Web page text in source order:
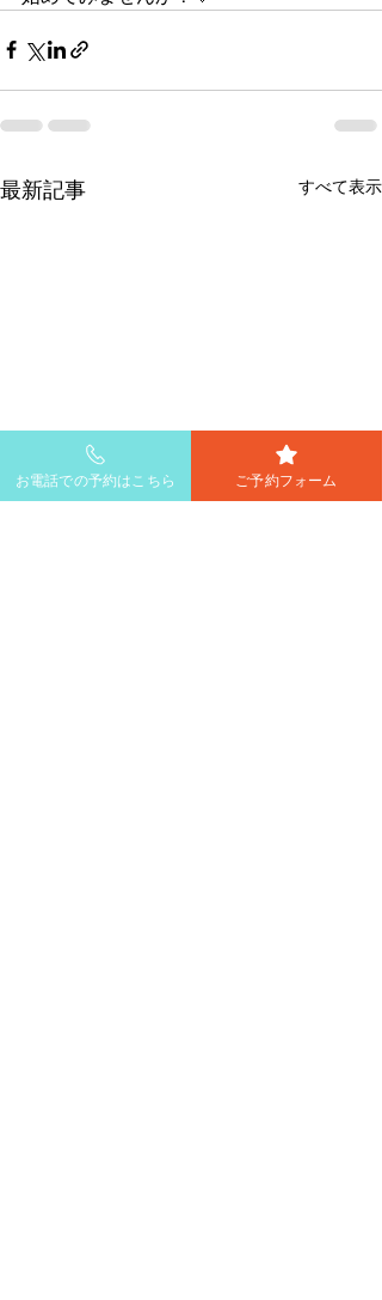
最新記事 すべて表示
お電話での予約はこちら ご予約フォーム